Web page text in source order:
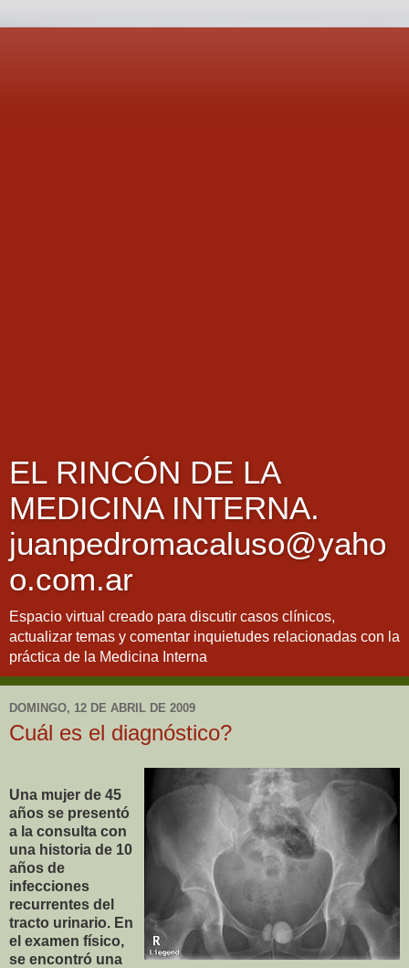
EL RINCÓN DE LA
MEDICINA INTERNA.
juanpedromacaluso@yaho
o.com.ar
Espacio virtual creado para discutir casos clínicos,
actualizar temas y comentar inquietudes relacionadas con la
práctica de la Medicina Interna
DOMINGO, 12 DE ABRIL DE 2009
Cuál es el diagnóstico?
Una mujer de 45
años se presentó
a la consulta con
una historia de 10
años de
infecciones
recurrentes del
tracto urinario. En
el examen físico,
se encontró una